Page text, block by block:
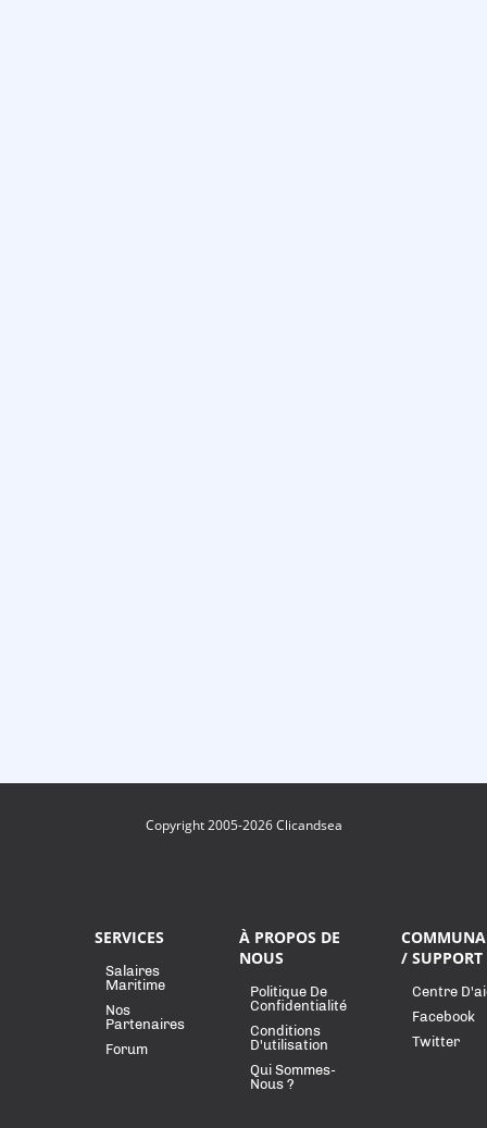
Copyright 2005-2026 Clicandsea
SERVICES
Salaires
Maritime
Nos
Partenaires
Forum
À PROPOS DE
NOUS
Politique De
Confidentialité
Conditions
D'utilisation
Qui Sommes-
Nous ?
/ SUPPORT
Centre
Facebook
Twitter